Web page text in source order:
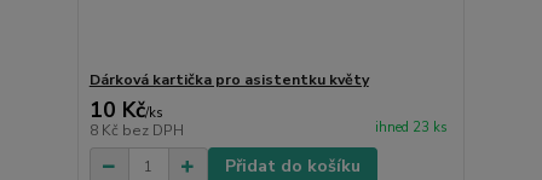
Dárková kartička pro asistentku květy
10 Kč/ks
8 Kč bez DPH ihned 23 ks
Přidat do košíku